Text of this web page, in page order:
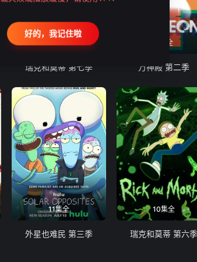
瑞克和莫蒂 第七季
8集全
万神殿 第二季
11集全
外星也难民 第三季
10集全
瑞克和莫蒂 第六季
好的，我记住啦